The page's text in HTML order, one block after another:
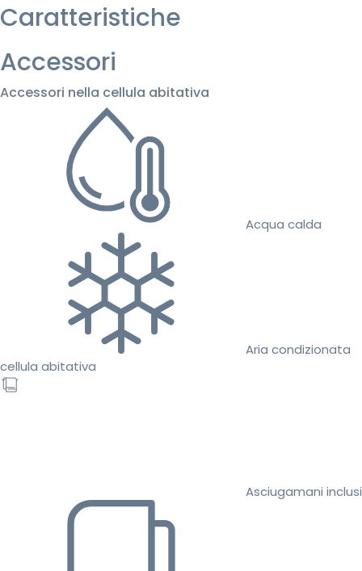
Caratteristiche
Accessori
Accessori nella cellula abitativa
Acqua calda
Aria condizionata
cellula abitativa
Asciugamani inclusi